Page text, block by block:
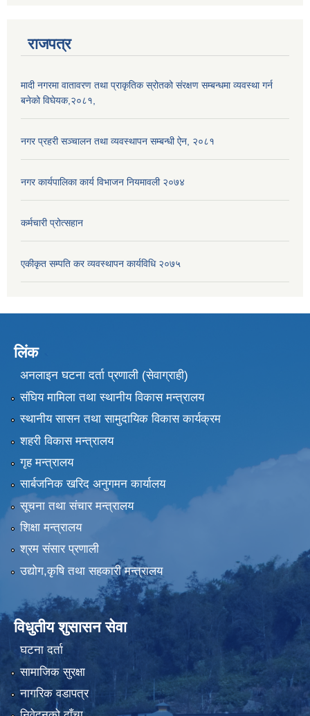
राजपत्र
मादी नगरमा वातावरण तथा प्राकृतिक स्रोतको संरक्षण सम्बन्धमा व्यवस्था गर्न
बनेको विघेयक,२०८१,
नगर प्रहरी सञ्चालन तथा व्यवस्थापन सम्बन्धी ऐन, २०८१
नगर कार्यपालिका कार्य विभाजन नियमावली २०७४
कर्मचारी प्रोत्सहान
एकीकृत सम्पति कर व्यवस्थापन कार्यविधि २०७५
लिंक
अनलाइन घटना दर्ता प्रणाली (सेवाग्राही)
संघिय मामिला तथा स्थानीय विकास मन्त्रालय
स्थानीय सासन तथा सामुदायिक विकास कार्यक्रम
शहरी विकास मन्त्रालय
गृह मन्त्रालय
सार्बजनिक खरिद अनुगमन कार्यालय
सूचना तथा संचार मन्त्रालय
शिक्षा मन्त्रालय
श्रम संसार प्रणाली
उद्योग,कृषि तथा सहकारी मन्त्रालय
विधुतीय शुसासन सेवा
घटना दर्ता
सामाजिक सुरक्षा
नागरिक वडापत्र